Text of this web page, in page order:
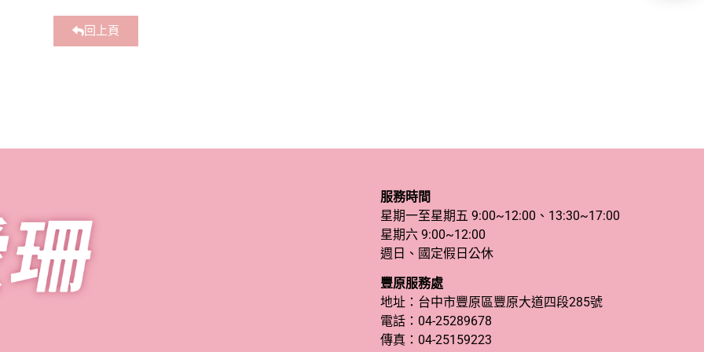
回上頁
服務時間
星期一至星期五 9:00~12:00、13:30~17:00
星期六 9:00~12:00
週日、國定假日公休
豐原服務處
地址：台中市豐原區豐原大道四段285號
電話： 04-25289678
傳真：04-25159223